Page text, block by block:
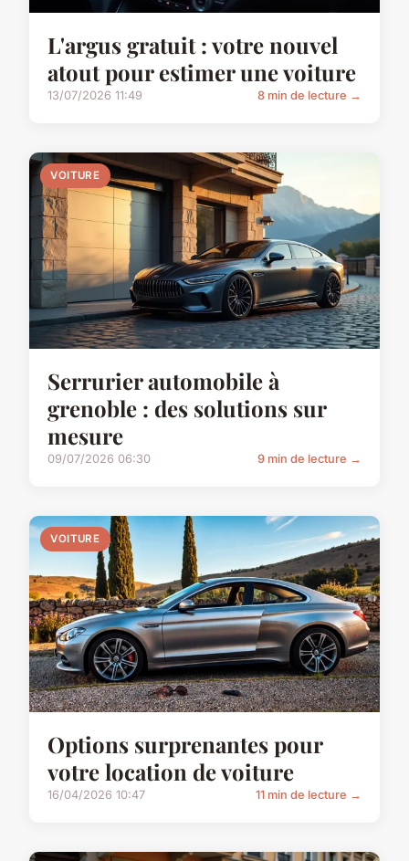
L'argus gratuit : votre nouvel
atout pour estimer une voiture
13/07/2026 11:49 8 min de lecture →
VOITURE
Serrurier automobile à
grenoble : des solutions sur
mesure
09/07/2026 06:30 9 min de lecture →
VOITURE
Options surprenantes pour
votre location de voiture
16/04/2026 10:47 11 min de lecture →